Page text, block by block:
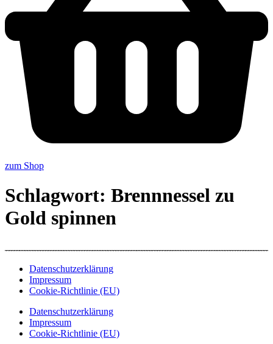
zum Shop
Schlagwort: Brennnessel zu
Gold spinnen
Datenschutzerklärung
Impressum
Cookie-Richtlinie (EU)
Datenschutzerklärung
Impressum
Cookie-Richtlinie (EU)